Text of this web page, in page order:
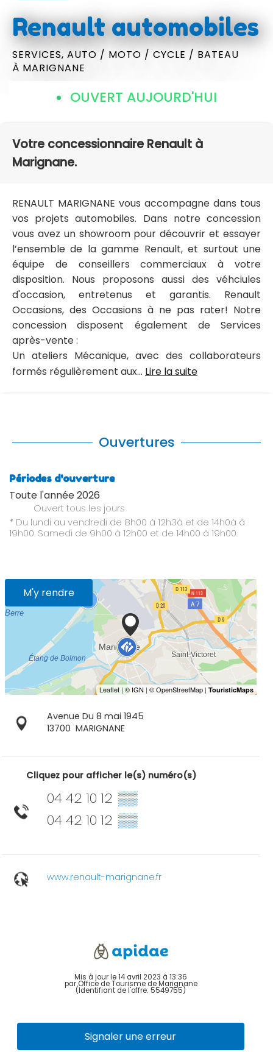
Renault automobiles
SERVICES, AUTO / MOTO / CYCLE / BATEAU
À MARIGNANE
OUVERT AUJOURD'HUI
Votre concessionnaire Renault à
Marignane.
RENAULT MARIGNANE vous accompagne dans tous
vos projets automobiles. Dans notre concession
vous avez un showroom pour découvrir et essayer
l’ensemble de la gamme Renault, et surtout une
équipe de conseillers commerciaux à votre
disposition. Nous proposons aussi des véhciules
d'occasion, entretenus et garantis. Renault
Occasions, des Occasions à ne pas rater! Notre
concession disposent également de Services
après-vente :
Un ateliers Mécanique, avec des collaborateurs
formés régulièrement aux... Lire la suite
Ouvertures
Périodes d'ouverture
Toute l'année 2026
Ouvert tous les jours
* Du lundi au vendredi de 8h00 à 12h3à et de 14h0à à
19h00. Samedi de 9h00 à 12h00 et de 14h00 à 19h00.
M'y rendre
Avenue Du 8 mai 1945
13700 MARIGNANE
Cliquez pour afficher le(s) numéro(s)
04 42 10 12 ▒▒
04 42 10 12 ▒▒
www.renault-marignane.fr
Mis à jour le 14 avril 2023 à 13:36
par Office de Tourisme de Marignane
(Identifiant de l'offre: 5549755)
Signaler une erreur